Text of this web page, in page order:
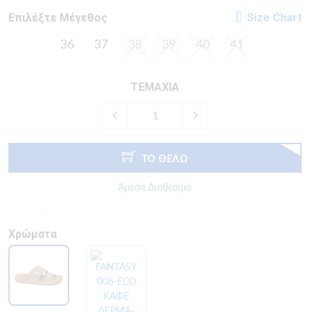
Eπιλέξτε Μέγεθος Size Chart
36 37 38 39 40 41
ΤΕΜΑΧΙΑ
ΤΟ ΘΕΛΩ
Άμεσα Διαθέσιμο
Χρώματα